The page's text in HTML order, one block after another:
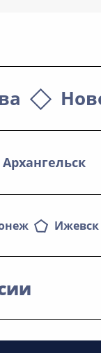
Архангельск
Ижевск